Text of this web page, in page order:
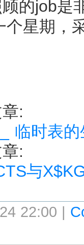
的job是
星期，
:
临时表
:
与
22:00 |